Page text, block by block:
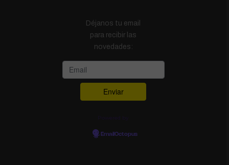
Déjanos tu email
para recibir las
novedades:
EmailOctopus